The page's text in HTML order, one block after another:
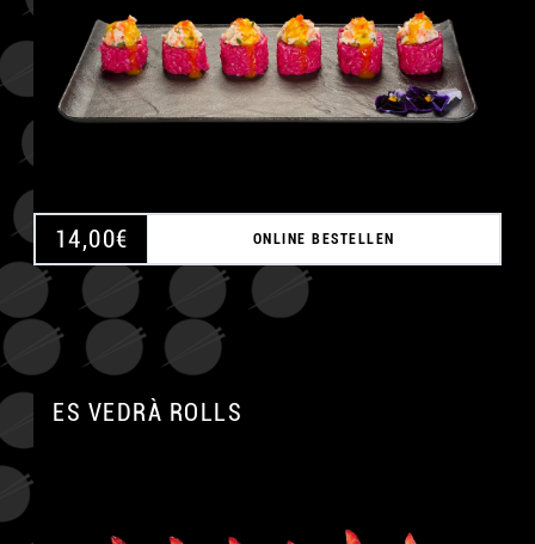
14,00€ ONLINE BESTELLEN
ES VEDRÀ ROLLS